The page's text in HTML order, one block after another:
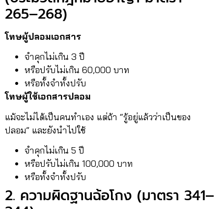
265–268)
โทษผู้ปลอมเอกสาร
จำคุกไม่เกิน 3 ปี
หรือปรับไม่เกิน 60,000 บาท
หรือทั้งจำทั้งปรับ
โทษผู้ใช้เอกสารปลอม
แม้จะไม่ได้เป็นคนทำเอง แต่ถ้า “รู้อยู่แล้วว่าเป็นของ
ปลอม” และยังนำไปใช้
จำคุกไม่เกิน 5 ปี
หรือปรับไม่เกิน 100,000 บาท
หรือทั้งจำทั้งปรับ
2. ความผิดฐานฉ้อโกง (มาตรา 341–